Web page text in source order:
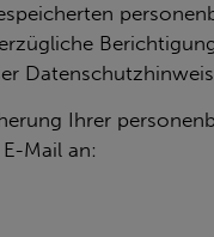
Ihrer
Mail an: